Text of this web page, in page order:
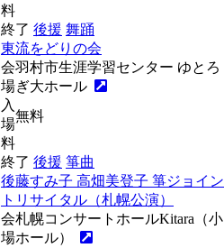
料
終了 後援 舞踊
東流をどりの会
会
場
羽村市生涯学習センター ゆとろ
ぎ大ホール
入
場
料
無料
終了 後援 箏曲
後藤すみ子 高畑美登子 箏ジョイン
トリサイタル（札幌公演）
会
場
札幌コンサートホールKitara（小
ホール）